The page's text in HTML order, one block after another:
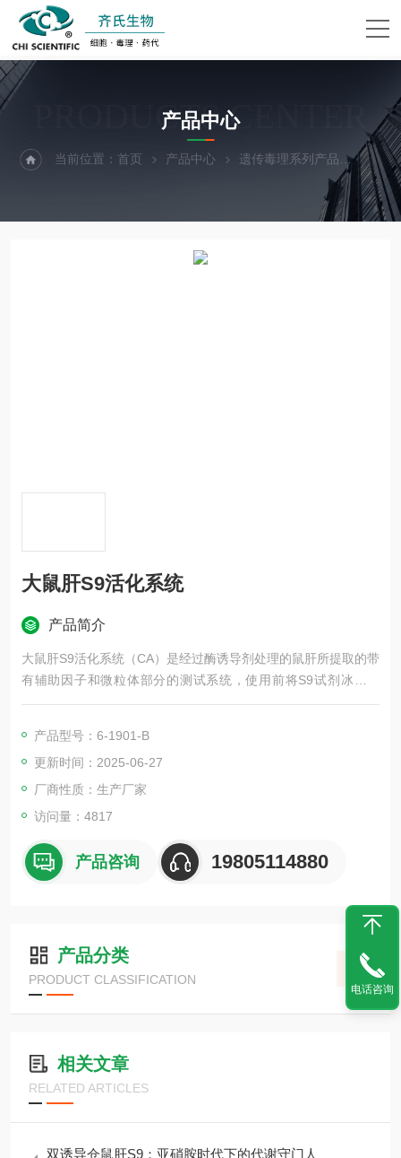
PRODUCTS CENTER
产品中心
当前位置：首页 产品中心 遗传毒理系列产品 活化
大鼠肝S9活化系统
产品简介
大鼠肝S9活化系统（CA）是经过酶诱导剂处理的鼠肝所提取的带
有辅助因子和微粒体部分的测试系统，使用前将S9试剂冰上溶
解，根据说明书比例，直接加在mix中，确保试验更加方便快捷。
产品型号：6-1901-B
更新时间：2025-06-27
厂商性质：生产厂家
访问量：4817
产品咨询 19805114880
产品分类
PRODUCT CLASSIFICATION
相关文章
RELATED ARTICLES
双诱导仓鼠肝S9：亚硝胺时代下的代谢守门人
电话咨询